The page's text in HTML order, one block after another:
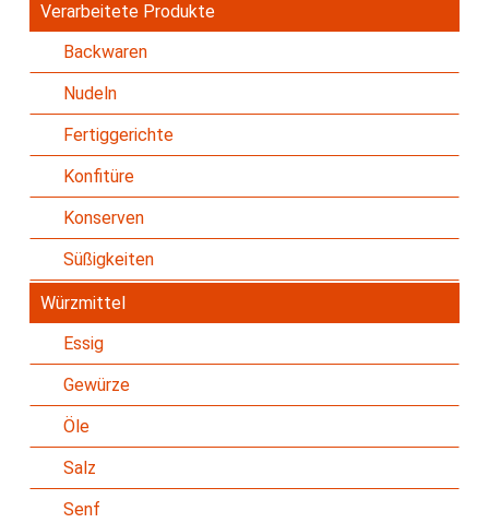
Verarbeitete Produkte
Backwaren
Nudeln
Fertiggerichte
Konfitüre
Konserven
Süßigkeiten
Würzmittel
Essig
Gewürze
Öle
Salz
Senf